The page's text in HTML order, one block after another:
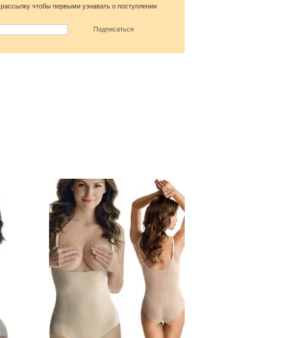
чтобы первыми узнавать о поступлении
Вечернее нарядное
корсетное платье зеленого
цвета